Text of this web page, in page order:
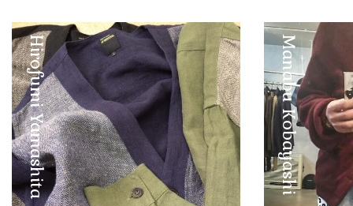
Hirofumi Yamashita Manabu Kobayashi